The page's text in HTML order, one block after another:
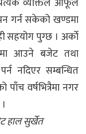
गर्न सकेको खण्डमा
सहयोग पुग्छ । अर्काे
आउने बजेट तथा
नदिएर सम्बन्धित
वर्षभित्रैमा नगर
हाल सुर्खेत